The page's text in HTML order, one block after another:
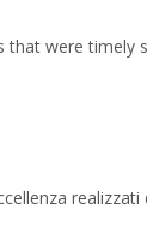
that were timely